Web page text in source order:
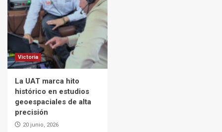
Victoria
La UAT marca hito
histórico en estudios
geoespaciales de alta
precisión
20 junio, 2026